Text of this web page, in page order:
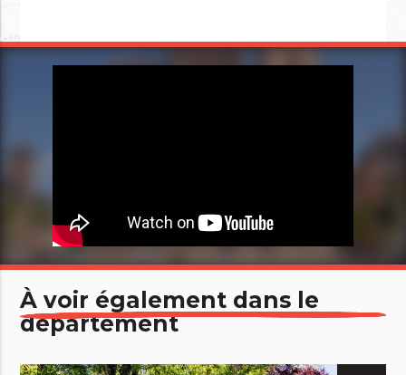
À voir également dans le
département